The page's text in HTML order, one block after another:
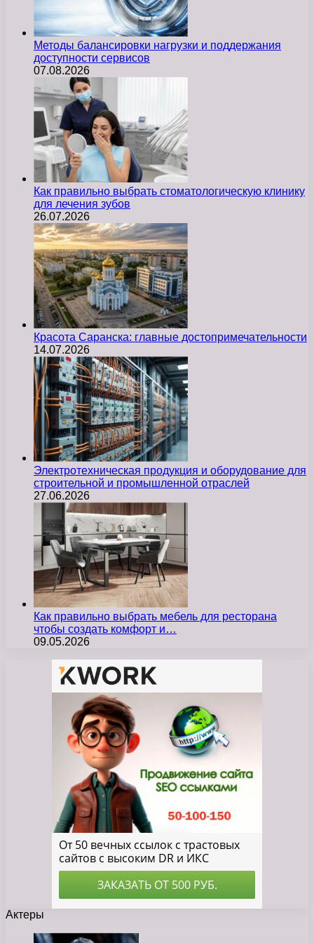
Методы балансировки нагрузки и поддержания
доступности сервисов
07.08.2026
Как правильно выбрать стоматологическую клинику
для лечения зубов
26.07.2026
Красота Саранска: главные достопримечательности
14.07.2026
Электротехническая продукция и оборудование для
строительной и промышленной отраслей
27.06.2026
Как правильно выбрать мебель для ресторана
чтобы создать комфорт и…
09.05.2026
Актеры